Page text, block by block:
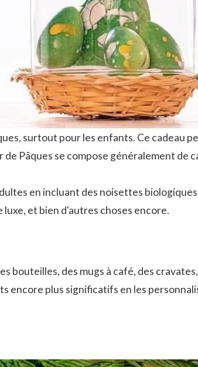
surtout pour les enfants. Ce cadeau
Pâques se compose généralement de
en incluant des noisettes
et bien d'autres choses encore.
bouteilles, des mugs à café, des
encore plus significatifs en les